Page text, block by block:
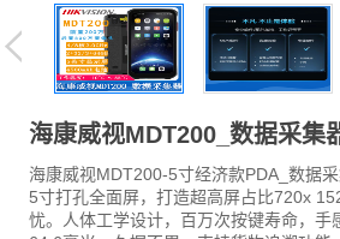
海康威视MDT200_数据采集
海康威视MDT200-5寸经济款PDA_数据
5寸打孔全面屏，打造超高屏占比720x
忧。人体工学设计，百万次按键寿命，手